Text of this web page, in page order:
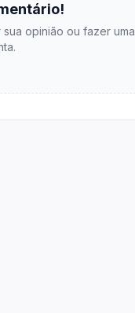
opinião ou fazer uma